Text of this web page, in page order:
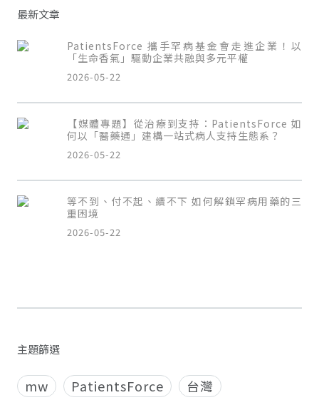
最新文章
PatientsForce 攜手罕病基金會走進企業！以
「生命香氣」驅動企業共融與多元平權
2026-05-22
【媒體專題】從治療到支持：PatientsForce 如
何以「醫藥通」建構一站式病人支持生態系？
2026-05-22
等不到、付不起、續不下 如何解鎖罕病用藥的三
重困境
2026-05-22
主題篩選
mw PatientsForce
台灣